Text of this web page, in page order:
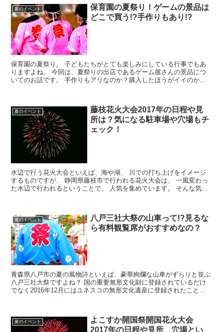
夏のイベント
保育園の夏祭り！ゲームの景品は
どこで買う!?手作りもあり!?
保育園の夏祭り。 子どもたちがとても楽しみにしている行事でもあ
りますよね。 今回は、夏祭りの出店であるゲーム屋さんの景品につ
いてのお話です。 手作りもアリなのか？購入したほうがイイのか？
夏のイベント
藤枝花火大会2017年の日程や見
所は？気になる駐車場や穴場もチ
ェック！
水辺で行う花火大会といえば、海や湖、 川での打ち上げをイメージ
するものですが、 静岡県藤枝市で行われる花火大会は、 一風変わっ
た水辺で行われるということで、 人気を集めています。 そんな気に
夏のイベント
八戸三社大祭の山車って!?見るな
ら有料観覧席がおすすめなの？
青森県八戸市の夏の風物詩といえば、豪華絢爛な山車がずらりと並ぶ
八戸三社大祭ですよね？ 国の重要無形文化財に登録されているだけ
でなく2016年12月にはユネスコの無形文化遺産に登録されたことも
夏のイベント
よこすか開国祭開国花火大会
2017年の日程や見所、穴場とい